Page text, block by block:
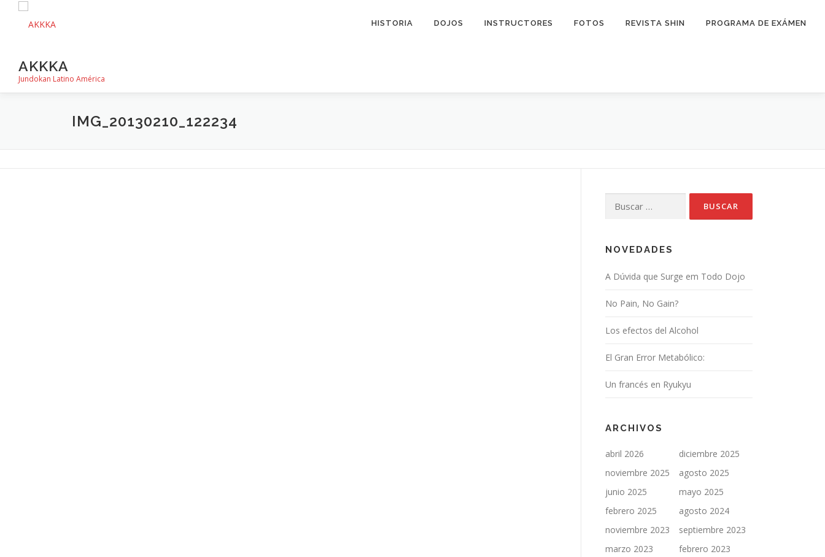
AKKKA
Jundokan Latino América
HISTORIA DOJOS INSTRUCTORES FOTOS REVISTA SHIN PROGRAMA DE EXÁMEN
IMG_20130210_122234
NOVEDADES
A Dúvida que Surge em Todo Dojo
No Pain, No Gain?
Los efectos del Alcohol
El Gran Error Metabólico:
Un francés en Ryukyu
ARCHIVOS
abril 2026
diciembre 2025
noviembre 2025
agosto 2025
junio 2025
mayo 2025
febrero 2025
agosto 2024
noviembre 2023
septiembre 2023
marzo 2023
febrero 2023